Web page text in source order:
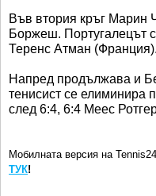
Във втория кръг Марин
Боржеш. Португалецът
Теренс Атман (Франция).
Напред продължава и
тенисист се елиминира
след 6:4, 6:4 Меес
Мобилната версия на
ТУК!